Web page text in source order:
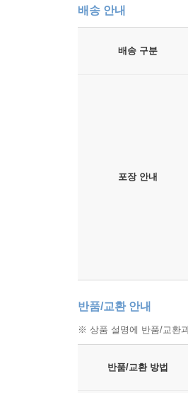
배송 안내
배송 구분
포장 안내
반품/교환 안내
※ 상품 설명에 반품/교환
반품/교환 방법